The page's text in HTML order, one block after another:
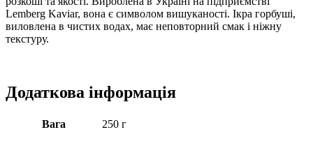
Lemberg Kaviar, вона є символом вишуканості. Ікра горбуші,
виловлена в чистих водах, має неповторний смак і ніжну
текстуру.
Додаткова інформація
Вага 250 г